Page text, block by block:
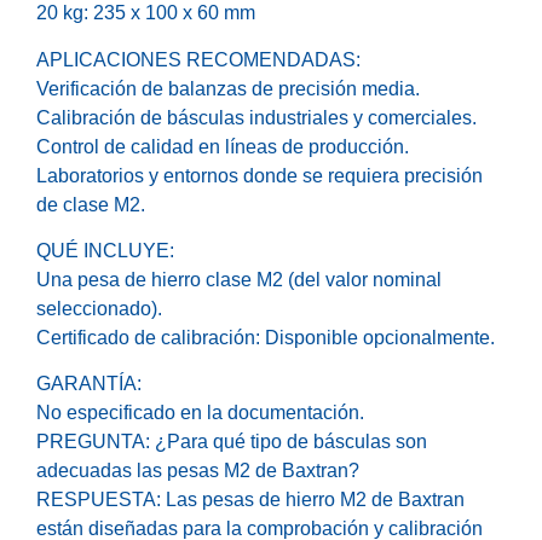
20 kg: 235 x 100 x 60 mm
APLICACIONES RECOMENDADAS:
Verificación de balanzas de precisión media.
Calibración de básculas industriales y comerciales.
Control de calidad en líneas de producción.
Laboratorios y entornos donde se requiera precisión
de clase M2.
QUÉ INCLUYE:
Una pesa de hierro clase M2 (del valor nominal
seleccionado).
Certificado de calibración: Disponible opcionalmente.
GARANTÍA:
No especificado en la documentación.
PREGUNTA: ¿Para qué tipo de básculas son
adecuadas las pesas M2 de Baxtran?
RESPUESTA: Las pesas de hierro M2 de Baxtran
están diseñadas para la comprobación y calibración